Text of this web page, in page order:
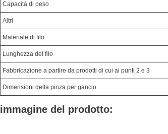
Capacità di peso
Altri
Materiale di filo
Lunghezza del filo
Fabbricazione a partire da prodotti di cui ai punti 2 e 3
Dimensioni della pinza per gancio
immagine del prodotto: